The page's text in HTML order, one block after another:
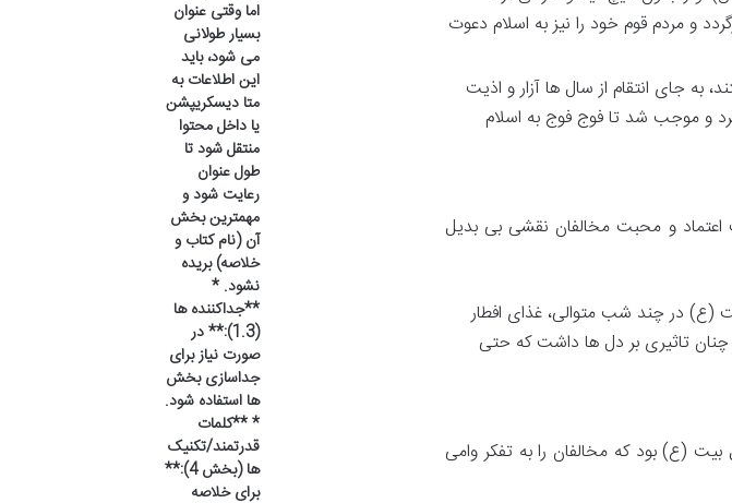
و مردم قوم خود را نیز به اسلام دعوت
به جای انتقام از سال ها آزار و اذیت
و موجب شد تا فوج فوج به اسلام
اعتماد و محبت مخالفان نقشی بی بدیل
(ع) در چند شب متوالی، غذای افطار
چنان تاثیری بر دل ها داشت که حتی
(ع) بود که مخالفان را به تفکر وامی
اما وقتی عنوان
بسیار طولانی
می شود، باید
این اطلاعات به
متا دیسکریپشن
یا داخل محتوا
منتقل شود تا
طول عنوان
رعایت شود و
مهمترین بخش
آن (نام کتاب و
خلاصه) بریده
نشود. *
**جداکننده ها
(1.3):** در
صورت نیاز برای
جداسازی بخش
ها استفاده شود.
* **کلمات
قدرتمند/تکنیک
ها (بخش 4):**
برای خلاصه